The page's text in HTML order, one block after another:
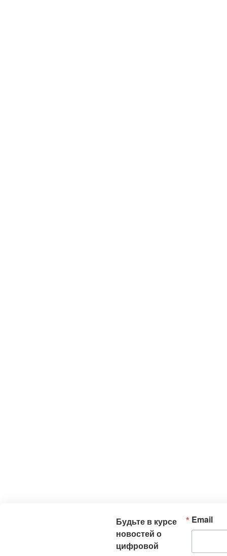
Будьте в курсе
новостей о
цифровой
Email